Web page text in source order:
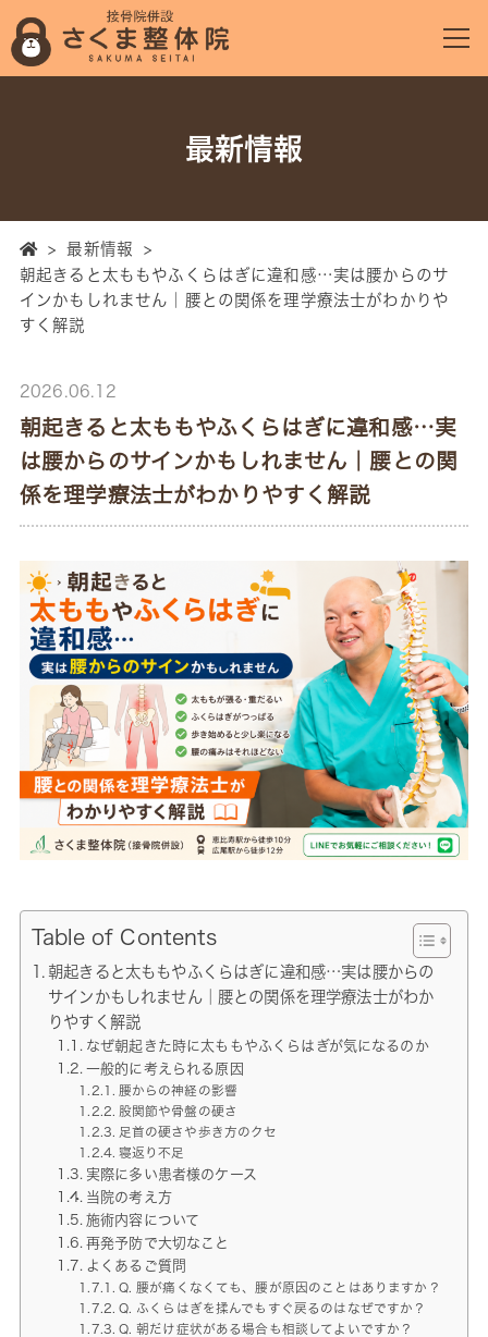
最新情報
> 最新情報
>
朝起きると太ももやふくらはぎに違和感…実は腰からのサ
インかもしれません｜腰との関係を理学療法士がわかりや
すく解説
2026.06.12
朝起きると太ももやふくらはぎに違和感…実
は腰からのサインかもしれません｜腰との関
係を理学療法士がわかりやすく解説
Table of Contents
朝起きると太ももやふくらはぎに違和感…実は腰からの
サインかもしれません｜腰との関係を理学療法士がわか
りやすく解説
なぜ朝起きた時に太ももやふくらはぎが気になるのか
一般的に考えられる原因
腰からの神経の影響
股関節や骨盤の硬さ
足首の硬さや歩き方のクセ
寝返り不足
実際に多い患者様のケース
当院の考え方
施術内容について
再発予防で大切なこと
よくあるご質問
Q. 腰が痛くなくても、腰が原因のことはありますか？
Q. ふくらはぎを揉んでもすぐ戻るのはなぜですか？
Q. 朝だけ症状がある場合も相談してよいですか？